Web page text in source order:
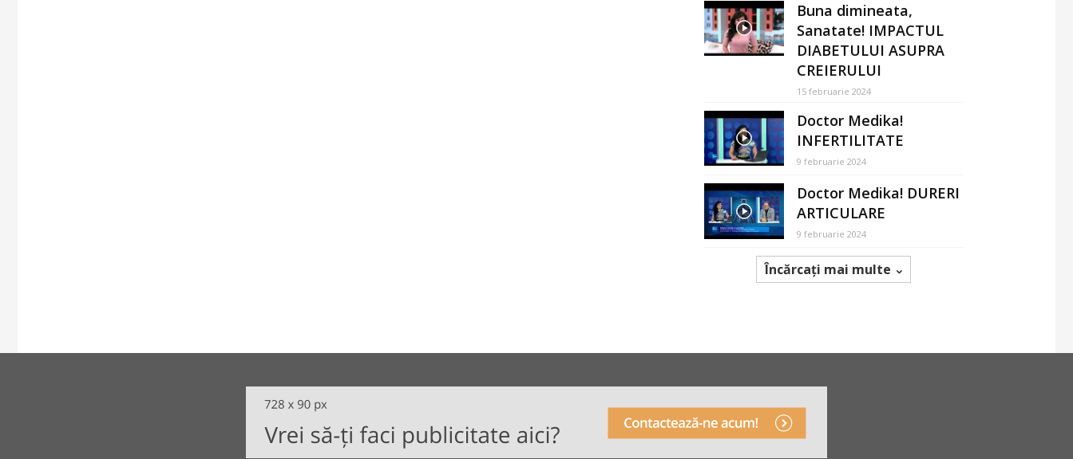
Buna dimineata,
Sanatate! IMPACTUL
DIABETULUI ASUPRA
CREIERULUI
15 februarie 2024
Doctor Medika!
INFERTILITATE
9 februarie 2024
Doctor Medika! DURERI
ARTICULARE
9 februarie 2024
Încărcați mai multe